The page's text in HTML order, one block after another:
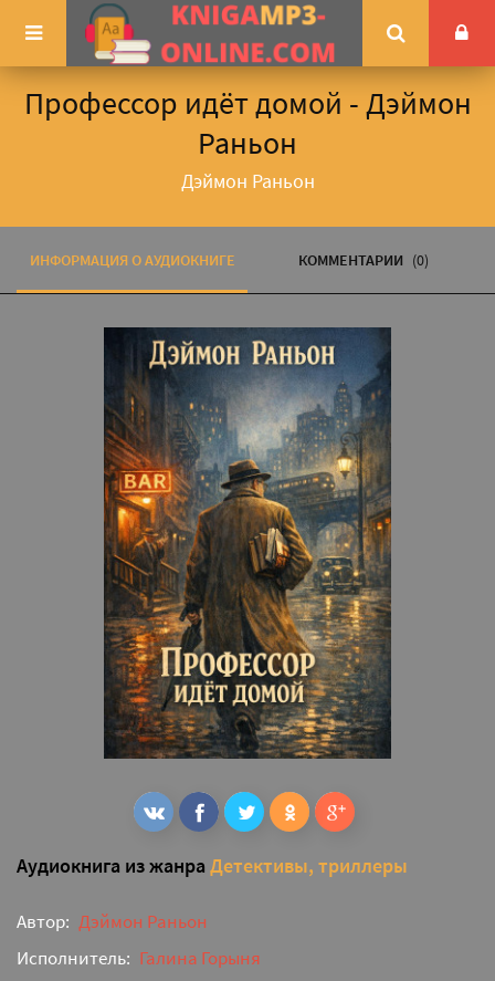
Профессор идёт домой - Дэймон
Раньон
Дэймон Раньон
ИНФОРМАЦИЯ О АУДИОКНИГЕ КОММЕНТАРИИ (0)
Аудиокнига из жанра Детективы, триллеры
Автор: Дэймон Раньон
Исполнитель: Галина Горыня